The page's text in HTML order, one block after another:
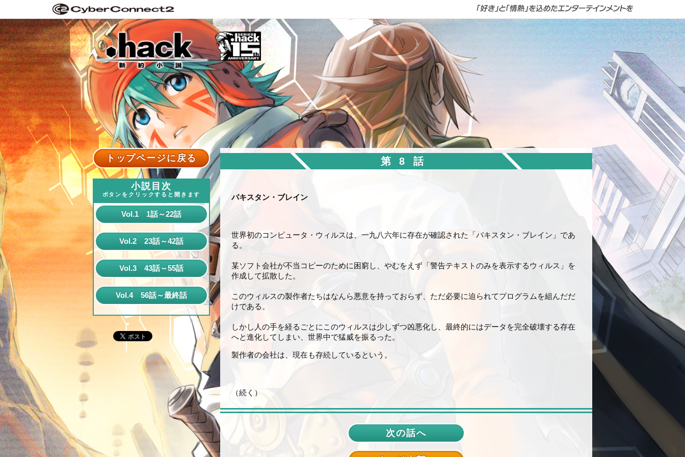
トップページに戻る
小説目次
ボタンをクリックすると開きます
Vol.1 1話～22話
第1話
第2話
第3話
第4話
第6話
第8話
第9話
第11話
第12話
Vol.2 23話～42話
第23話
第24話
第25話
第26話
第27話
第28話
第29話
第30話
第32話
第33話
Vol.3 43話～55話
第43話
第45話
第47話
第50話
第51話
Vol.4 56話～最終話
第56話
第57話
第58話
第59話
第62話
第63話
第8話
パキスタン・ブレイン
世界初のコンピュータ・ウィルスは、一九八六年に存在が確認された「パキスタン・ブレイン」であ
る。
某ソフト会社が不当コピーのために困窮し、やむをえず「警告テキストのみを表示するウィルス」を
作成して拡散した。
このウィルスの製作者たちはなんら悪意を持っておらず、ただ必要に迫られてプログラムを組んだだ
けである。
しかし人の手を経るごとにこのウィルスは少しずつ凶悪化し、最終的にはデータを完全破壊する存在
へと進化してしまい、世界中で猛威を振るった。
製作者の会社は、現在も存続しているという。
（続く）
次の話へ